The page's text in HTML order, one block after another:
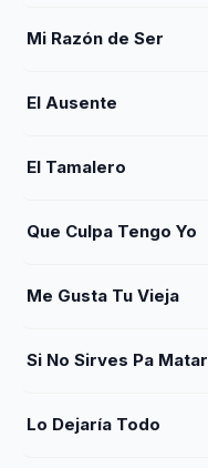
Mi Razón de Ser
El Ausente
El Tamalero
Que Culpa Tengo Yo
Me Gusta Tu Vieja
Si No Sirves Pa Matar
Lo Dejaría Todo